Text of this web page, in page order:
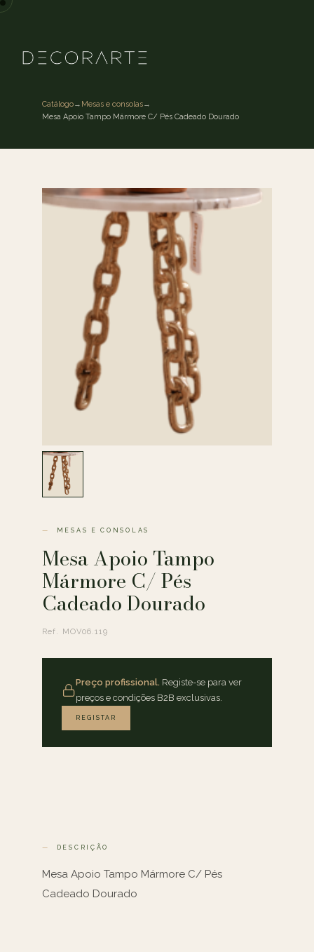
Catálogo→ Mesas e consolas→
Mesa Apoio Tampo Mármore C/ Pés Cadeado Dourado
MESAS E CONSOLAS
Mesa Apoio Tampo
Mármore C/ Pés
Cadeado Dourado
Ref. MOV06.119
Preço profissional. Registe-se para ver
preços e condições B2B exclusivas.
REGISTAR
DESCRIÇÃO
Mesa Apoio Tampo Mármore C/ Pés
Cadeado Dourado